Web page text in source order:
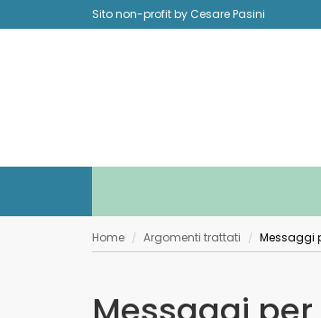
Sito non-profit by Cesare Pasini
Home / Argomenti trattati / Messaggi